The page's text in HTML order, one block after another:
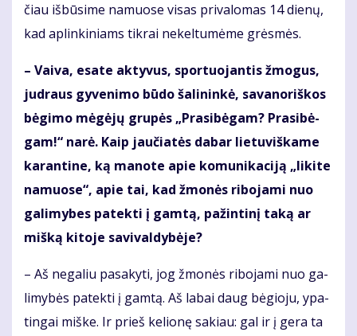
čiau iš­bū­si­me na­muo­se vi­sas pri­va­lo­mas 14 die­nų,
kad ap­lin­ki­niams tik­rai ne­kel­tu­mė­me grės­mės.
– Vai­va, esa­te ak­ty­vus, spor­tuo­jan­tis žmo­gus,
jud­raus gy­ve­ni­mo bū­do ša­li­nin­kė, sa­va­no­riš­kos
bė­gi­mo mė­gė­jų gru­pės „Pra­si­bė­gam? Pra­si­bė­
gam!“ na­rė. Kaip jau­čia­tės da­bar lie­tu­viš­ka­me
ka­ran­ti­ne, ką ma­no­te apie ko­mu­ni­ka­ci­ją „li­ki­te
na­muo­se“, apie tai, kad žmo­nės ri­bo­ja­mi nuo
ga­li­my­bes pa­tek­ti į gam­tą, pa­žin­ti­nį ta­ką ar
miš­ką ki­to­je sa­vi­val­dy­bė­je?
– Aš ne­ga­liu pa­sa­ky­ti, jog žmo­nės ri­bo­ja­mi nuo ga­
li­my­bės pa­tek­ti į gam­tą. Aš la­bai daug bė­gio­ju, ypa­
tin­gai miš­ke. Ir prieš ke­lio­nę sa­kiau: gal ir į ge­ra ta